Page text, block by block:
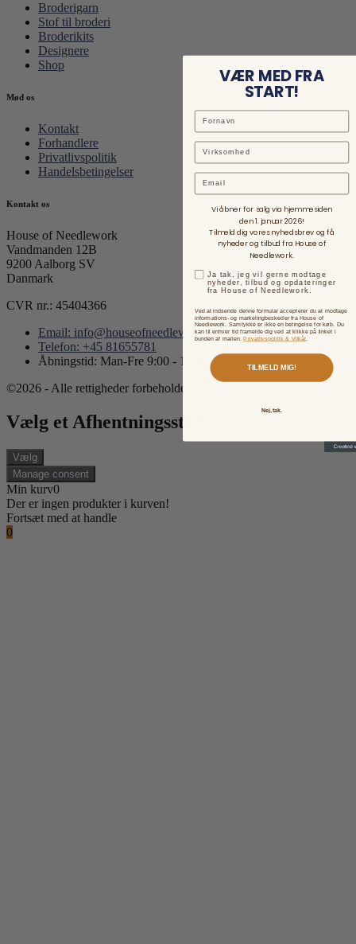
Broderigarn
Stof til broderi
Broderikits
Designere
Shop
Mød os
Kontakt
Forhandlere
Privatlivspolitik
Handelsbetingelser
Kontakt os
House of Needlework
Vandmanden 12B
9200 Aalborg SV
Danmark
CVR nr.: 45404366
Email: info@houseofneedlework.com
Telefon: +45 81655781
Åbningstid: Man-Fre 9:00 - 15:00
©2026 - Alle rettigheder forbeholdes.
Vælg et Afhentningssted
Vælg
Manage consent
Min kurv0
Der er ingen produkter i kurven!
Fortsæt med at handle
0
VÆR MED FRA
START!
Email
Vi åbner for salg via hjemmesiden
den 1. januar 2026!
Tilmeld dig vores nyhedsbrev og få
nyheder og tilbud fra House of
Needlework.
Ja tak, jeg vil gerne modtage
nyheder, tilbud og opdateringer
fra House of Needlework.
Ved at indsende denne formular accepterer du at modtage
informations- og marketingbeskeder fra House of
Needlework. Samtykke er ikke en betingelse for køb. Du
kan til enhver tid framelde dig ved at klikke på linket i
bunden af mailen.Privatlivspolitik & Vilkår.
TILMELD MIG!
Nej, tak.